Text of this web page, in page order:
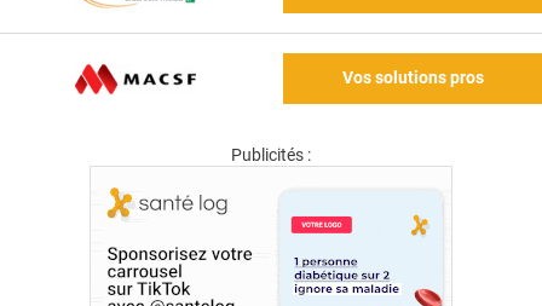
Vos solutions pros
Publicités :